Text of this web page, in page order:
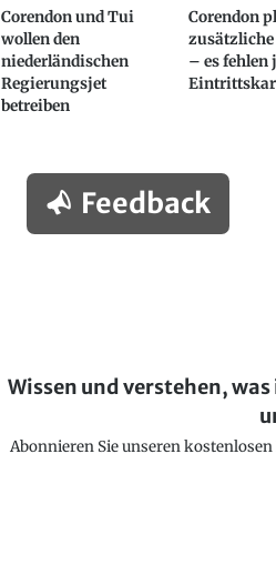
Corendon und Tui
wollen den
niederländischen
Regierungsjet
betreiben
Corendon
– es fehlen
Feedback
Wissen und verstehen,
Abonnieren Sie unseren